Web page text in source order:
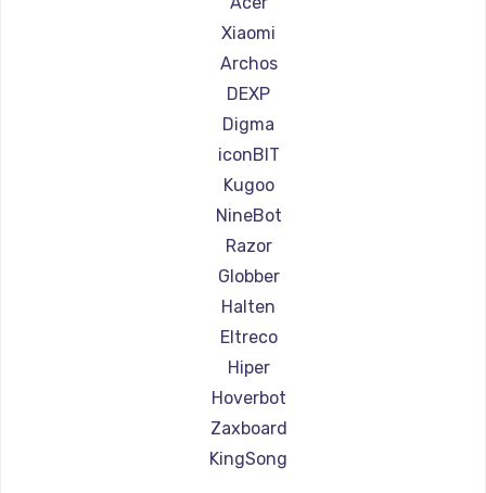
Ремонт самокатов Joyor
Ремонт самокатов Minimotors
Ремонт самокатов Bork
Ремонт самокатов Segway
Ремонт самокатов KIRIN
Xiaomi
Archos
DEXP
Digma
iconBIT
Kugoo
NineBot
Razor
Globber
Halten
Eltreco
Hiper
Hoverbot
Zaxboard
KingSong